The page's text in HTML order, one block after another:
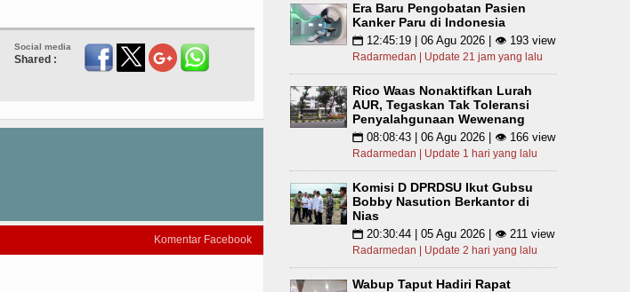
Social media
Shared :
Komentar Facebook
Era Baru Pengobatan Pasien
Kanker Paru di Indonesia
📅 12:45:19 | 06 Agu 2026 | 👁 193 view
Radarmedan | Update 21 jam yang lalu
Rico Waas Nonaktifkan Lurah
AUR, Tegaskan Tak Toleransi
Penyalahgunaan Wewenang
📅 08:08:43 | 06 Agu 2026 | 👁 166 view
Radarmedan | Update 1 hari yang lalu
Komisi D DPRDSU Ikut Gubsu
Bobby Nasution Berkantor di
Nias
📅 20:30:44 | 05 Agu 2026 | 👁 211 view
Radarmedan | Update 2 hari yang lalu
Wabup Taput Hadiri Rapat